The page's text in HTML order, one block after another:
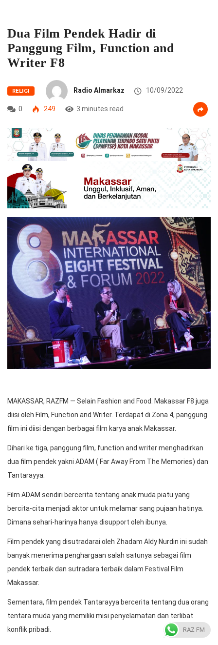
Dua Film Pendek Hadir di
Panggung Film, Function and
Writer F8
RELIGI Radio Almarkaz 10/09/2022
0 249 3 minutes read
MAKASSAR, RAZFM — Selain Fashion and Food. Makassar F8 juga
diisi oleh Film, Function and Writer. Terdapat di Zona 4, panggung
film ini diisi dengan berbagai film karya anak Makassar.
Dihari ke tiga, panggung film, function and writer menghadirkan
dua film pendek yakni ADAM ( Far Away From The Memories) dan
Tantarayya.
Film ADAM sendiri bercerita tentang anak muda piatu yang
bercita-cita menjadi aktor untuk melamar sang pujaan hatinya.
Dimana sehari-harinya hanya disupport oleh ibunya.
Film pendek yang disutradarai oleh Zhadam Aldy Nurdin ini sudah
banyak menerima penghargaan salah satunya sebagai film
pendek terbaik dan sutradara terbaik dalam Festival Film
Makassar.
Sementara, film pendek Tantarayya bercerita tentang dua orang
tentara muda yang memiliki misi penyelamatan dan terlibat
konflik pribadi.
RAZ FM